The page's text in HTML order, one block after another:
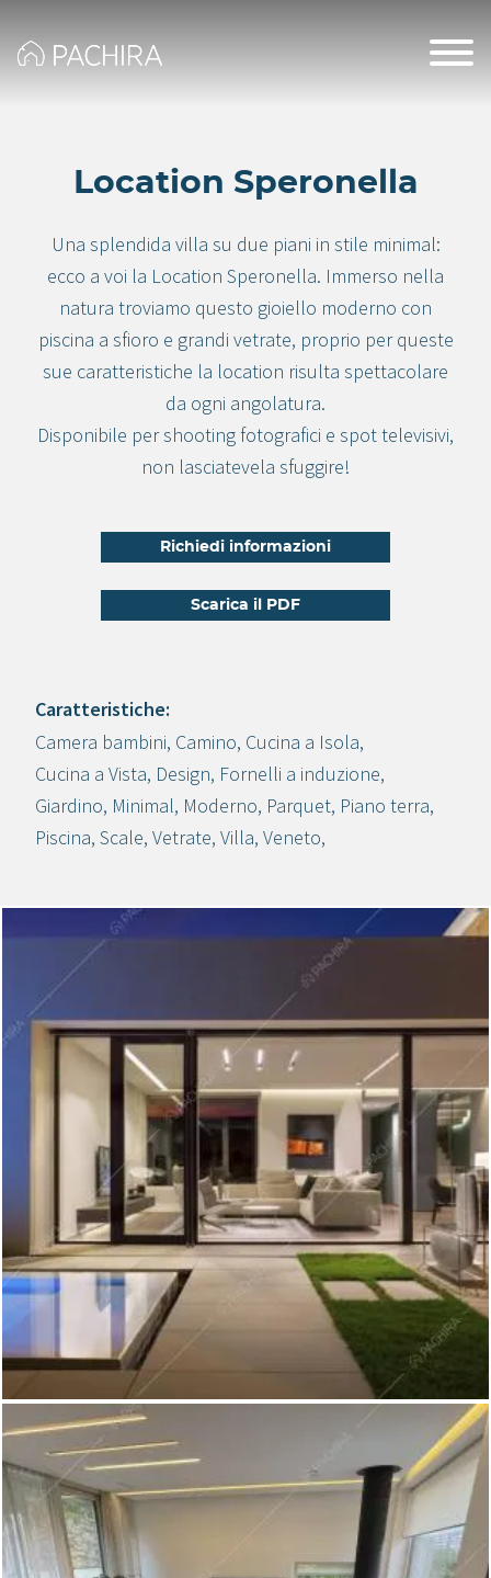
Location Speronella
Una splendida villa su due piani in stile minimal:
ecco a voi la Location Speronella. Immerso nella
natura troviamo questo gioiello moderno con
piscina a sfioro e grandi vetrate, proprio per queste
sue caratteristiche la location risulta spettacolare
da ogni angolatura.
Disponibile per shooting fotografici e spot televisivi,
non lasciatevela sfuggire!
Richiedi informazioni
Scarica il PDF
Crea progetto
Caratteristiche:
Camera bambini, Camino, Cucina a Isola,
Cucina a Vista, Design, Fornelli a induzione,
Giardino, Minimal, Moderno, Parquet, Piano terra,
Piscina, Scale, Vetrate, Villa, Veneto,